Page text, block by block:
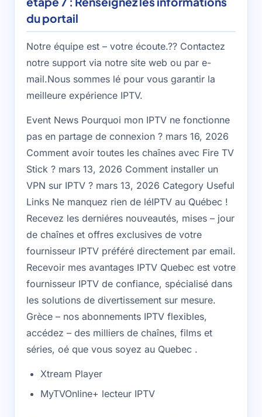
du portail
Notre équipe est – votre écoute.?? Contactez
notre support via notre site web ou par e-
mail.Nous sommes lé pour vous garantir la
meilleure expérience IPTV.
Event News Pourquoi mon IPTV ne fonctionne
pas en partage de connexion ? mars 16, 2026
Comment avoir toutes les chaînes avec Fire TV
Stick ? mars 13, 2026 Comment installer un
VPN sur IPTV ? mars 13, 2026 Category Useful
Links Ne manquez rien de léIPTV au Québec !
Recevez les derniéres nouveautés, mises – jour
de chaînes et offres exclusives de votre
fournisseur IPTV préféré directement par email.
Recevoir mes avantages IPTV Quebec est votre
fournisseur IPTV de confiance, spécialisé dans
les solutions de divertissement sur mesure.
Grèce – nos abonnements IPTV flexibles,
accédez – des milliers de chaînes, films et
séries, oé que vous soyez au Quebec .
Xtream Player
MyTVOnline+ lecteur IPTV